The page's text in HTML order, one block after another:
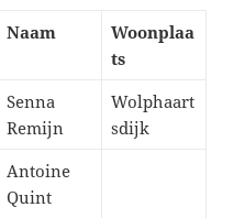
Naam
Woonplaa
ts
Senna
Remijn
Wolphaart
sdijk
Antoine
Quint